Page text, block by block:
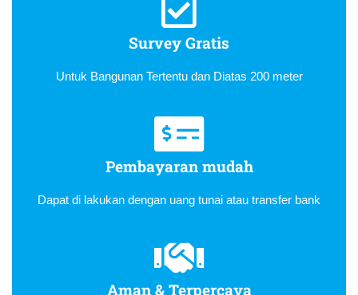
Survey Gratis
Untuk Bangunan Tertentu dan Diatas 200 meter
Pembayaran mudah
Dapat di lakukan dengan uang tunai atau transfer bank
Aman & Terpercaya